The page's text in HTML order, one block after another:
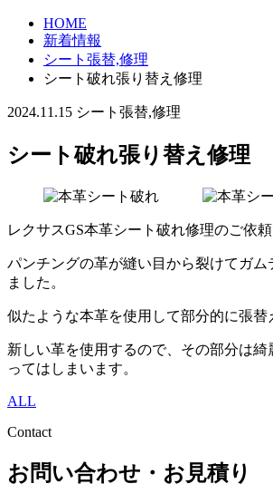
HOME
新着情報
シート張替,修理
シート破れ張り替え修理
2024.11.15 シート張替,修理
シート破れ張り替え修理
レクサスGS本革シート破れ修理のご依頼
パンチングの革が縫い目から裂けてガム
ました。
似たような本革を使用して部分的に張替
新しい革を使用するので、その部分は綺
ってはしまいます。
ALL
Contact
お問い合わせ・お見積り